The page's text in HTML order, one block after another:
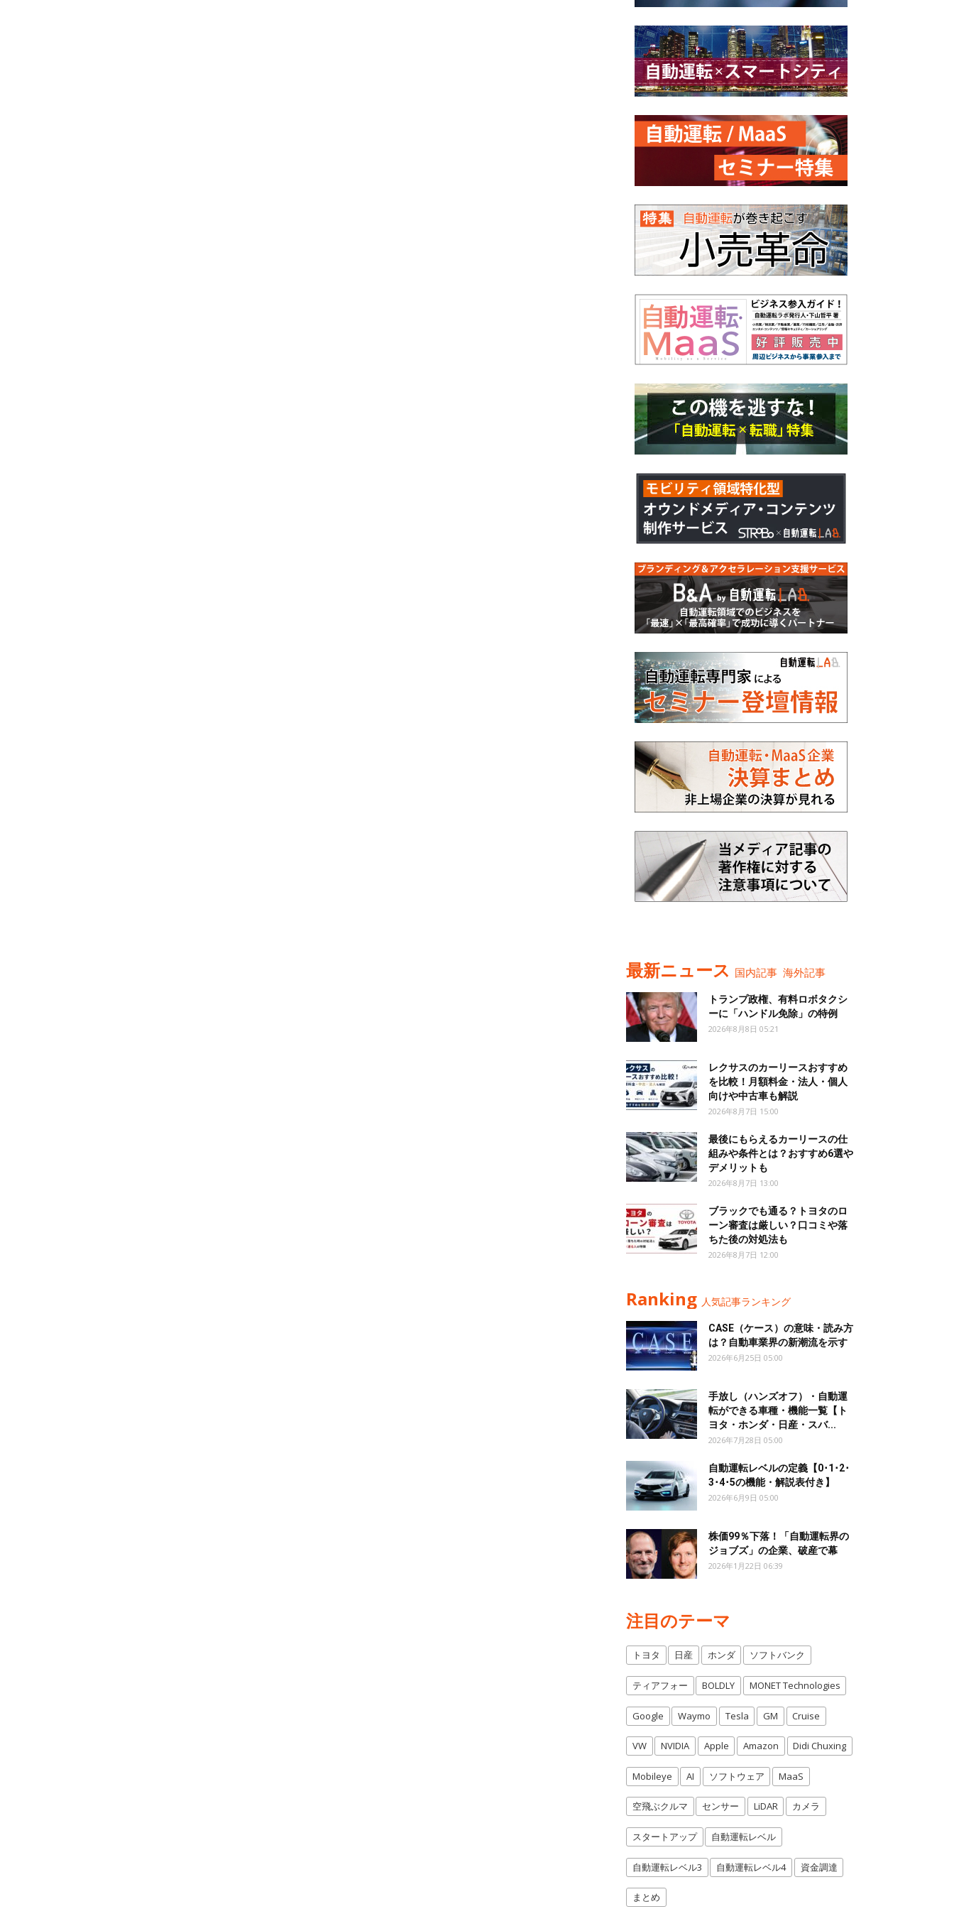
最新ニュース 国内記事 海外記事
トランプ政権、有料ロボタクシ
ーに「ハンドル免除」の特例
2026年8月8日 05:21
レクサスのカーリースおすすめ
を比較！月額料金・法人・個人
向けや中古車も解説
2026年8月7日 15:00
最後にもらえるカーリースの仕
組みや条件とは？おすすめ6選や
デメリットも
2026年8月7日 13:00
ブラックでも通る？トヨタのロ
ーン審査は厳しい？口コミや落
ちた後の対処法も
2026年8月7日 12:00
Ranking 人気記事ランキング
CASE（ケース）の意味・読み方
は？自動車業界の新潮流を示す
2026年6月25日 05:00
手放し（ハンズオフ）・自動運
転ができる車種・機能一覧【ト
ヨタ・ホンダ・日産・スバ...
2026年7月28日 05:00
自動運転レベルの定義【0･1･2･
3･4･5の機能・解説表付き】
2026年6月9日 05:00
株価99％下落！「自動運転界の
ジョブズ」の企業、破産で幕
2026年1月22日 06:39
注目のテーマ
トヨタ 日産 ホンダ ソフトバンク
ティアフォー BOLDLY MONET Technologies
Google Waymo Tesla GM Cruise
VW NVIDIA Apple Amazon Didi Chuxing
Mobileye AI ソフトウェア MaaS
空飛ぶクルマ センサー LiDAR カメラ
スタートアップ 自動運転レベル
自動運転レベル3 自動運転レベル4 資金調達
まとめ